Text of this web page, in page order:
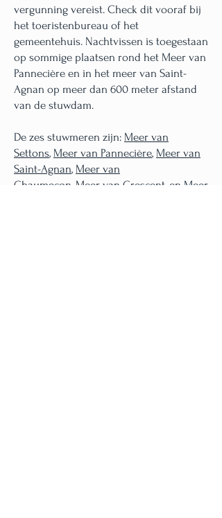
vergunning vereist. Check dit vooraf bij
het toeristenbureau of het
gemeentehuis. Nachtvissen is toegestaan
op sommige plaatsen rond het Meer van
Pannecière en in het meer van Saint-
Agnan op meer dan 600 meter afstand
van de stuwdam.
De zes stuwmeren zijn: Meer van
Settons, Meer van Pannecière, Meer van
Saint-Agnan, Meer van
Chaumeçon Meer van Crescent , en Meer